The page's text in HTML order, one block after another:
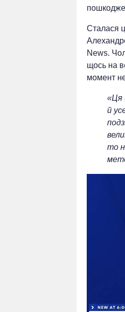
Сталася
News.
щось на
момент
«Ця
й
то